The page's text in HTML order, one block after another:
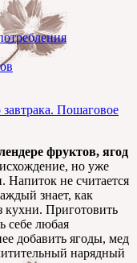
Пошаговое
фруктов, ягод
но уже
Напиток не считается
знает, как
кухни. Приготовить
себе любая
добавить ягоды, мед
нарядный